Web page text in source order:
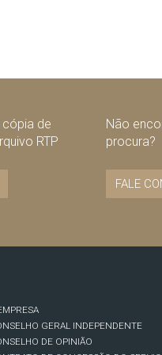
cópia de
RTP
Não
procura?
FALE
GERAL INDEPENDENTE
DE OPINIÃO